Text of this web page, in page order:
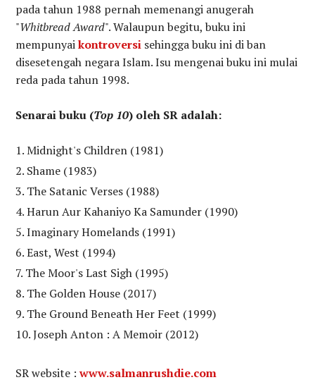
pada tahun 1988 pernah memenangi anugerah
"Whitbread Award". Walaupun begitu, buku ini
mempunyaikontroversi sehingga buku ini di ban
disesetengah negara Islam. Isu mengenai buku ini mulai
reda pada tahun 1998.
Senarai buku (Top 10) oleh SR adalah:
Midnight's Children (1981)
Shame (1983)
The Satanic Verses (1988)
Harun Aur Kahaniyo Ka Samunder (1990)
Imaginary Homelands (1991)
East, West (1994)
The Moor's Last Sigh (1995)
The Golden House (2017)
The Ground Beneath Her Feet (1999)
Joseph Anton : A Memoir (2012)
SR website :www.salmanrushdie.com